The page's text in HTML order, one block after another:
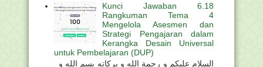
Kunci Jawaban 6.18
Rangkuman Tema 4
Mengelola Asesmen dan
Strategi Pengajaran dalam
Kerangka Desain Universal
untuk Pembelajaran (DUP)